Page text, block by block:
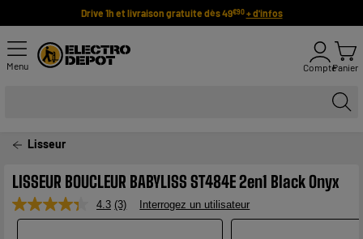
Drive 1h et livraison gratuite dès 49€90 + d'infos
Menu ComptePanier
Lisseur
LISSEUR BOUCLEUR BABYLISS ST484E 2en1 Black Onyx
4.3 Lire
3
(3) Interrogez un utilisateur